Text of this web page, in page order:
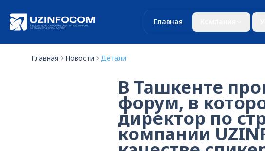
Главная
Главная Новости Детали
В Ташкенте
форум, в
директор по
компании